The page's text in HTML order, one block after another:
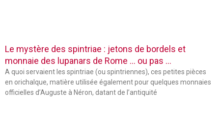
Le mystère des spintriae : jetons de bordels et
monnaie des lupanars de Rome … ou pas …
A quoi servaient les spintriae (ou spintriennes), ces petites pièces
en orichalque, matière utilisée également pour quelques monnaies
officielles d’Auguste à Néron, datant de l’antiquité